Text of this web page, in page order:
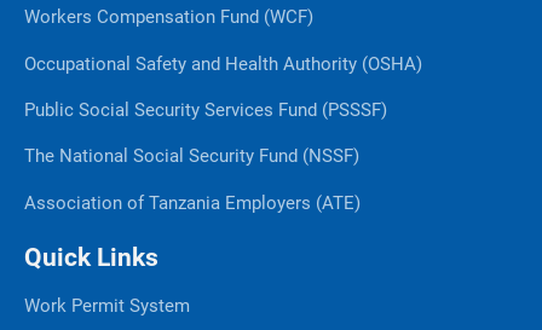
Workers Compensation Fund (WCF)
Occupational Safety and Health Authority (OSHA)
Public Social Security Services Fund (PSSSF)
The National Social Security Fund (NSSF)
Association of Tanzania Employers (ATE)
Quick Links
Work Permit System